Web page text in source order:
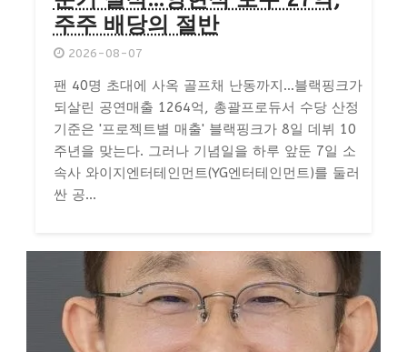
주주 배당의 절반
2026-08-07
팬 40명 초대에 사옥 골프채 난동까지…블랙핑크가
되살린 공연매출 1264억, 총괄프로듀서 수당 산정
기준은 '프로젝트별 매출' 블랙핑크가 8일 데뷔 10
주년을 맞는다. 그러나 기념일을 하루 앞둔 7일 소
속사 와이지엔터테인먼트(YG엔터테인먼트)를 둘러
싼 공...